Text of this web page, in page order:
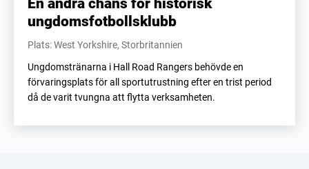
En andra chans för historisk
ungdomsfotbollsklubb
Plats: West Yorkshire, Storbritannien
Ungdomstränarna i Hall Road Rangers behövde en
förvaringsplats för all sportutrustning efter en trist period
då de varit tvungna att flytta verksamheten.